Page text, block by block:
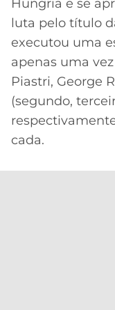
ONLINE
2026
GRÊMIO
ATLÉTICO
MG
LALIGA
Hungria e se
luta pelo título
executou uma
apenas uma
Piastri, George
(segundo,
cada.